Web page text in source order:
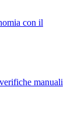
con il
manuali